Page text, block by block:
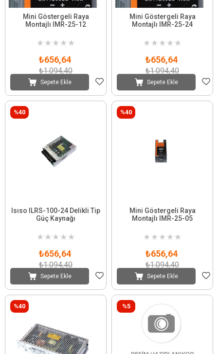
Mini Göstergeli Raya
Montajlı IMR-25-12
★ ★ ★ ★ ★
₺656,64
₺1.094,40
Sepete Ekle
Mini Göstergeli Raya
Montajlı IMR-25-24
★ ★ ★ ★ ★
₺656,64
₺1.094,40
Sepete Ekle
Isıso ILRS-100-24 Delikli Tip
Güç Kaynağı
★ ★ ★ ★ ★
₺656,64
₺1.094,40
Sepete Ekle
%40
Mini Göstergeli Raya
Montajlı IMR-25-05
★ ★ ★ ★ ★
₺656,64
₺1.094,40
Sepete Ekle
%40
%40 %5